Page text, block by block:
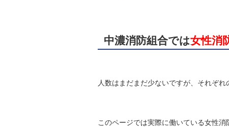
中濃消防組合では女性消
人数はまだまだ少ないですが、それぞ
このページでは実際に働いている女性